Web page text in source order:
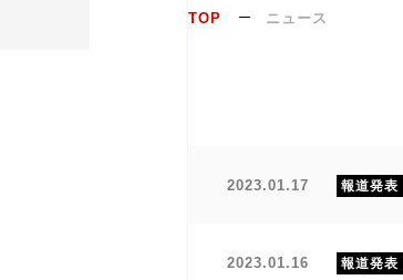
TOP ニュース
2023.01.17 報道発表
2023.01.16 報道発表